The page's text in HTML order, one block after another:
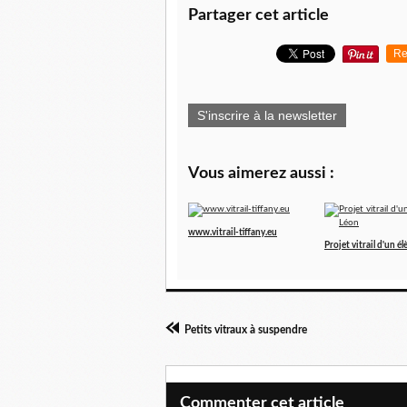
Partager cet article
S'inscrire à la newsletter
Vous aimerez aussi :
www.vitrail-tiffany.eu
Projet vitrail d'un
Petits vitraux à suspendre
Commenter cet article